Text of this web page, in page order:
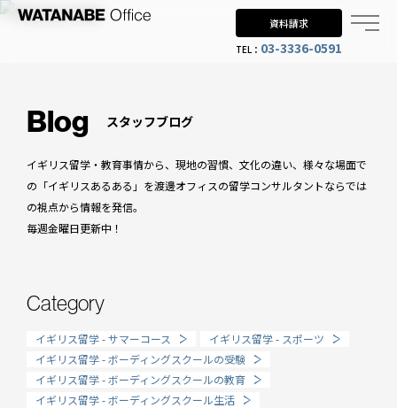
資料請求
TEL： 03-3336-0591
Why WO?
渡邊オフィスを選ぶ理由
When?
年齢で選ぶ留学
Blog スタッフブログ
イギリス留学・教育事情から、現地の習慣、文化の違い、様々な場面で
の「イギリスあるある」を渡邊オフィスの留学コンサルタントならでは
の視点から情報を発信。
毎週金曜日更新中！
Category
イギリス留学 - サマーコース
イギリス留学 - スポーツ
イギリス留学 - ボーディングスクールの受験
イギリス留学 - ボーディングスクールの教育
イギリス留学 - ボーディングスクール生活